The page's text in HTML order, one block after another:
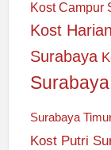
Kost Campur
Kost
Surabaya
Surabaya
Surabaya
Kost Putri